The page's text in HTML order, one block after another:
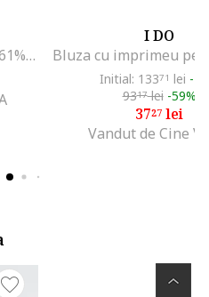
Bluza copii, tricotata, bej, 61% poliester, 38% bumbac, 1% elastan,
I DO
Initial: 13371 lei -
9317lei -59%
3727 lei
Vandut de Cine